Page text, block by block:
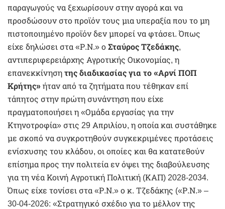
παραγωγούς να ξεχωρίσουν στην αγορά και να
προσδώσουν στο προϊόν τους μια υπεραξία που το μη
πιστοποιημένο προϊόν δεν μπορεί να φτάσει. Όπως
είχε δηλώσει στα «Ρ.Ν.» ο Σταύρος Τζεδάκης,
αντιπεριφερειάρχης Αγροτικής Οικονομίας, η
επανεκκίνηση της διαδικασίας για το «Αρνί ΠΟΠ
Κρήτης» ήταν από τα ζητήματα που τέθηκαν επί
τάπητος στην πρώτη συνάντηση που είχε
πραγματοποιήσει η «Ομάδα εργασίας για την
Κτηνοτροφία» στις 29 Απριλίου, η οποία και συστάθηκε
με σκοπό να συγκροτηθούν συγκεκριμένες προτάσεις
ενίσχυσης του κλάδου, οι οποίες και θα κατατεθούν
επίσημα προς την πολιτεία εν όψει της διαβούλευσης
για τη νέα Κοινή Αγροτική Πολιτική (ΚΑΠ) 2028-2034.
Όπως είχε τονίσει στα «Ρ.Ν.» ο κ. Τζεδάκης («Ρ.Ν.» –
30-04-2026: «Στρατηγικό σχέδιο για το μέλλον της